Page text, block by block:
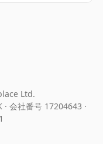
Ltd.
· 会社番号 17204643 ·